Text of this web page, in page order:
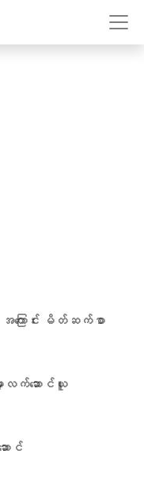
ကြောင်း မိတ်ဆက်စာ
လက်ဆောင်ယူ
ာင်